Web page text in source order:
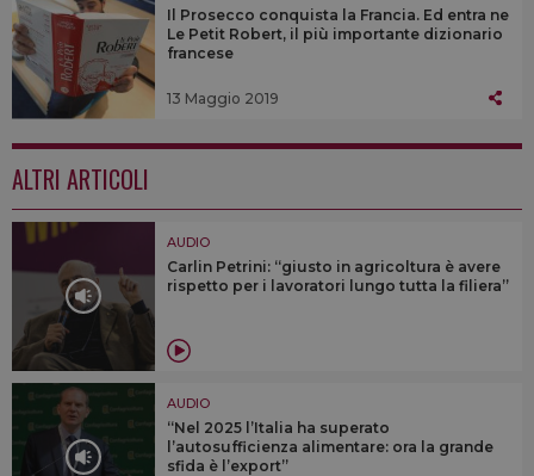
Il Prosecco conquista la Francia. Ed entra ne
Le Petit Robert, il più importante dizionario
francese
13 Maggio 2019
ALTRI ARTICOLI
AUDIO
Carlin Petrini: “giusto in agricoltura è avere
rispetto per i lavoratori lungo tutta la filiera”
AUDIO
“Nel 2025 l’Italia ha superato
l’autosufficienza alimentare: ora la grande
sfida è l’export”